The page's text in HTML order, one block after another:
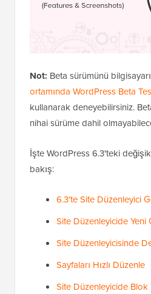
Not: Beta sürümünü
ortamında WordPress Beta
kullanarak deneyebilirsiniz.
nihai sürüme dahil
İşte WordPress 6.3'teki
bakış:
6.3'te Site Düzenleyici
Site Düzenleyicide Yeni
Site Düzenleyicisinde
Sayfaları Hızlı Düzenle
Site Düzenleyicide Blok